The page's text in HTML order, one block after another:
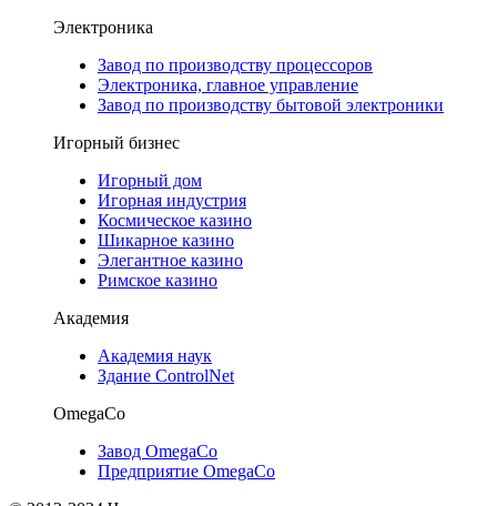
Электроника
Завод по производству процессоров
Электроника, главное управление
Завод по производству бытовой электроники
Игорный бизнес
Игорный дом
Игорная индустрия
Космическое казино
Шикарное казино
Элегантное казино
Римское казино
Академия
Академия наук
Здание ControlNet
OmegaCo
Завод OmegaCo
Предприятие OmegaCo